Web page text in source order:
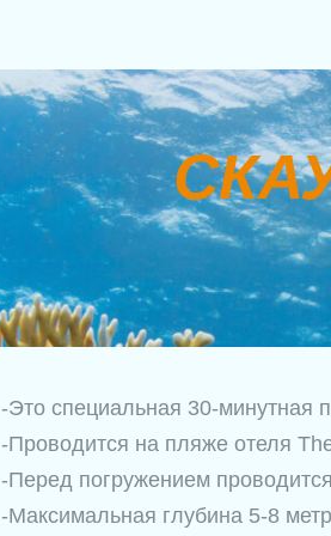
-Это специальная 30-минутная
-Проводится на пляже отеля
-Перед погружением
-Максимальная глубина 5-8